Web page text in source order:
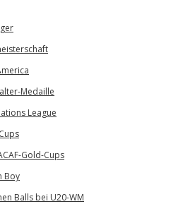
Medaille
League
Gold-Cups
Boy
Balls bei U20-WM